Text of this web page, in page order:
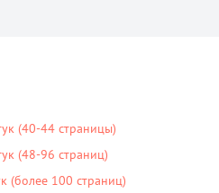
(40-44 страницы)
(48-96 страниц)
(более 100 страниц)